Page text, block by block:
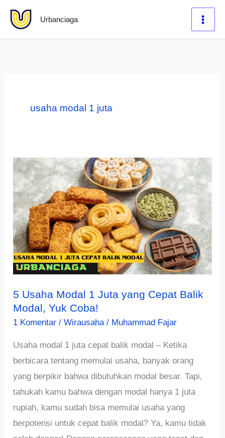
Lewati
konten
Urbanciaga
usaha modal 1 juta
5 Usaha Modal 1 Juta yang Cepat Balik
Modal, Yuk Coba!
1 Komentar /Wirausaha/ Muhammad Fajar
Usaha modal 1 juta cepat balik modal – Ketika
berbicara tentang memulai usaha, banyak orang
yang berpikir bahwa dibutuhkan modal besar. Tapi,
tahukah kamu bahwa dengan modal hanya 1 juta
rupiah, kamu sudah bisa memulai usaha yang
berpotensi untuk cepat balik modal? Ya, kamu tidak